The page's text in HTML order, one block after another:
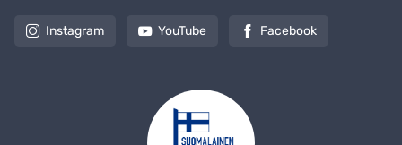
Instagram YouTube Facebook